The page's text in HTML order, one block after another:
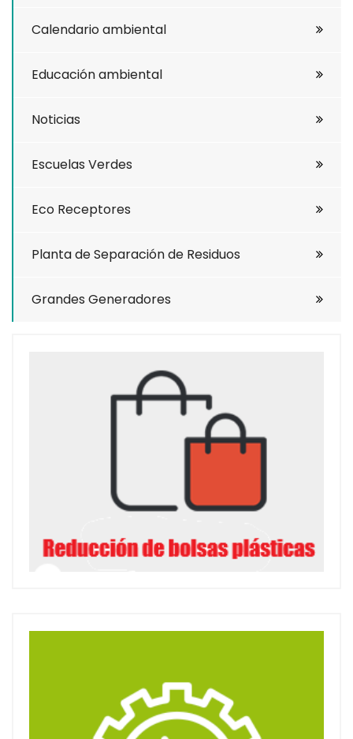
Calendario ambiental
Educación ambiental
Noticias
Escuelas Verdes
Eco Receptores
Planta de Separación de Residuos
Grandes Generadores